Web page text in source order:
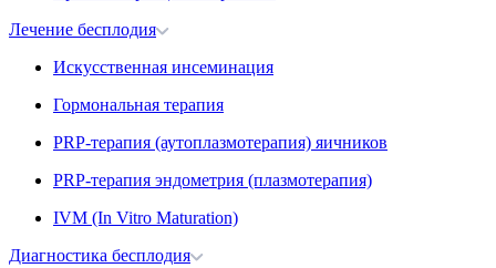
Лечение бесплодия
Искусственная инсеминация
Гормональная терапия
PRP-терапия (аутоплазмотерапия) яичников
PRP-терапия эндометрия (плазмотерапия)
IVM (In Vitro Maturation)
Диагностика бесплодия